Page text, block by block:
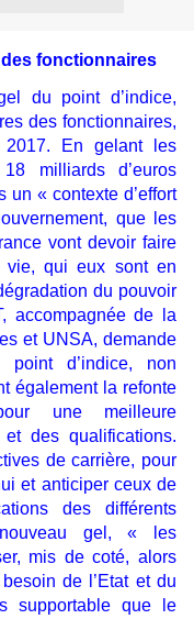
fonctionnaires
du point d’indice,
des fonctionnaires,
2017. En gelant les
milliards d’euros
un « contexte d’effort
que les
vont devoir faire
qui eux sont en
du pouvoir
accompagnée de la
et UNSA, demande
point d’indice, non
également la refonte
une meilleure
et des qualifications.
de carrière, pour
et anticiper ceux de
des différents
gel, « les
mis de coté, alors
de l’Etat et du
supportable que le